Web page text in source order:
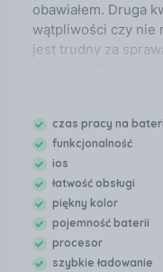
obawiałem. Druga
wątpliwości czy nie
jest trudny za
- przy średnim
decyzja - wszystko
większa, aż chce
problemu ze
dniach spojrzenie
dość duży - teraz
użytkować. Nie
większych
całodzienne, wzrok
czas pracy na
funkcjonalność
ios
łatwość obsługi
piękny kolor
pojemność baterii
procesor
szybkie ładowanie